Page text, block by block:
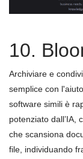
10.
Archiviare e
semplice con
software simili è
potenziato dall’IA,
che scansiona
file, individuando